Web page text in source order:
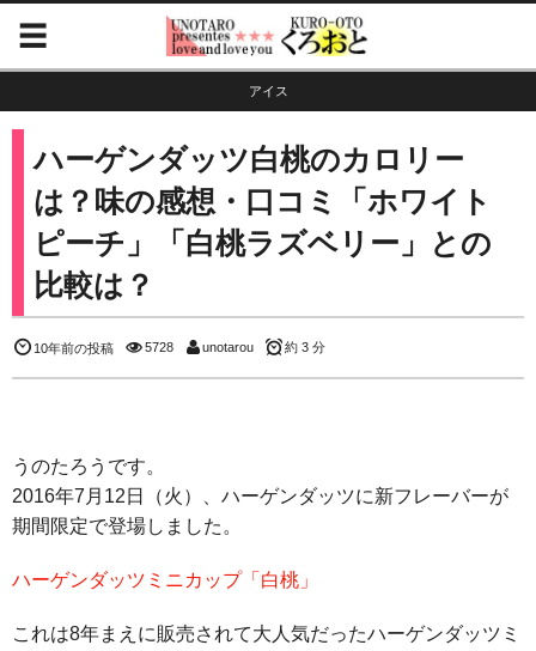
アイス
ハーゲンダッツ白桃のカロリー
は？味の感想・口コミ「ホワイト
ピーチ」「白桃ラズベリー」との
比較は？
10年前の投稿 5728 unotarou 約 3 分
うのたろうです。
2016年7月12日（火）、ハーゲンダッツに新フレーバーが
期間限定で登場しました。
ハーゲンダッツミニカップ「白桃」
これは8年まえに販売されて大人気だったハーゲンダッツミ